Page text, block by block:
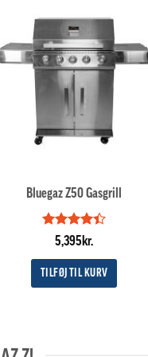
Bluegaz Z50 Gasgrill
Vurderet
ud af
5
5,395kr.
TILFØJ TIL KURV